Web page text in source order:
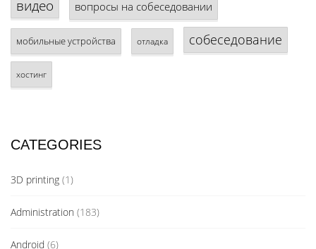
видео вопросы на собеседовании
мобильные устройства отладка собеседование
хостинг
CATEGORIES
3D printing (1)
Administration (183)
Android (6)